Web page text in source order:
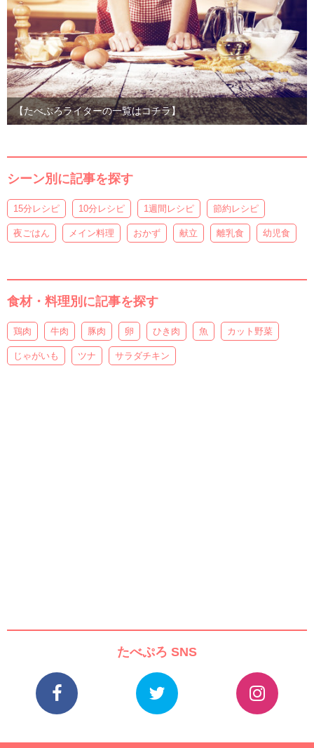
【たべぷろライターの一覧はコチラ】
シーン別に記事を探す
15分レシピ 10分レシピ 1週間レシピ 節約レシピ
夜ごはん メイン料理 おかず 献立 離乳食 幼児食
食材・料理別に記事を探す
鶏肉 牛肉 豚肉 卵 ひき肉 魚 カット野菜
じゃがいも ツナ サラダチキン
たべぷろ SNS